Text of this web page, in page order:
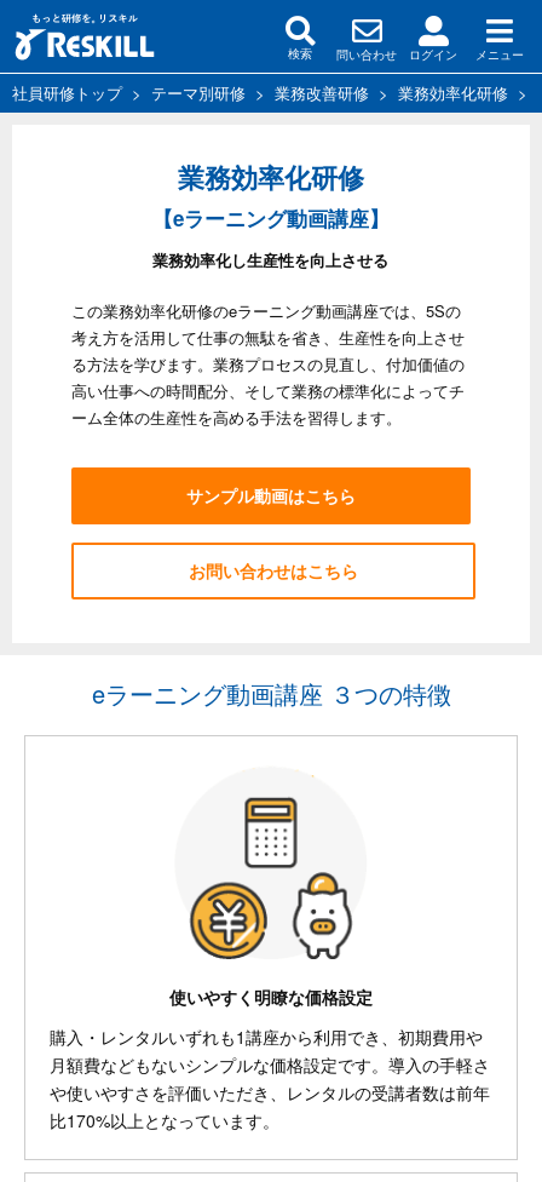
検索 問い合わせ ログイン メニュー
社員研修トップ> テーマ別研修 > 業務改善研修 > 業務効率化研修 >
業務効率化研修
【eラーニング動画講座】
業務効率化し生産性を向上させる
この業務効率化研修のeラーニング動画講座では、5Sの
考え方を活用して仕事の無駄を省き、生産性を向上させ
る方法を学びます。業務プロセスの見直し、付加価値の
高い仕事への時間配分、そして業務の標準化によってチ
ーム全体の生産性を高める手法を習得します。
サンプル動画はこちら
お問い合わせはこちら
eラーニング動画講座 ３つの特徴
使いやすく明瞭な価格設定
購入・レンタルいずれも1講座から利用でき、初期費用や
月額費などもないシンプルな価格設定です。導入の手軽さ
や使いやすさを評価いただき、レンタルの受講者数は前年
比170%以上となっています。